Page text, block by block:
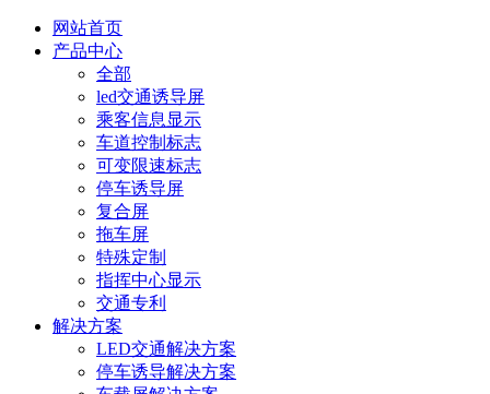
网站首页
产品中心
全部
led交通诱导屏
乘客信息显示
车道控制标志
可变限速标志
停车诱导屏
复合屏
拖车屏
特殊定制
指挥中心显示
交通专利
解决方案
LED交通解决方案
停车诱导解决方案